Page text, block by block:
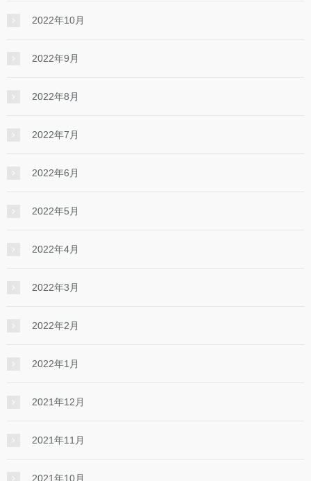
2022年10月
2022年9月
2022年8月
2022年7月
2022年6月
2022年5月
2022年4月
2022年3月
2022年2月
2022年1月
2021年12月
2021年11月
2021年10月